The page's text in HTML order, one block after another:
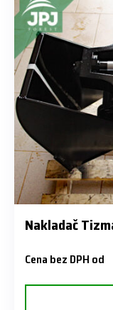
Nakladač
Cena bez DPH od